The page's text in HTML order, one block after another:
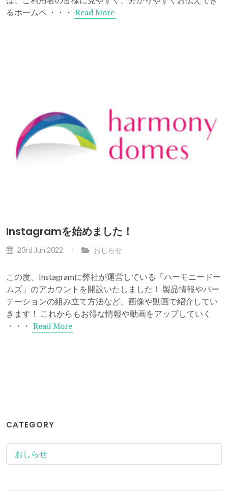
るホームペ ・・・ Read More
Instagramを始めました！
23rd Jun 2022 おしらせ
この度、Instagramに弊社が運営している「ハーモニードー
ムズ」のアカウントを開設いたしました！ 製品情報やパー
テーションの組み立て方法など、画像や動画で紹介してい
きます！ これからもお得な情報や動画をアップしていく
・・・ Read More
CATEGORY
おしらせ